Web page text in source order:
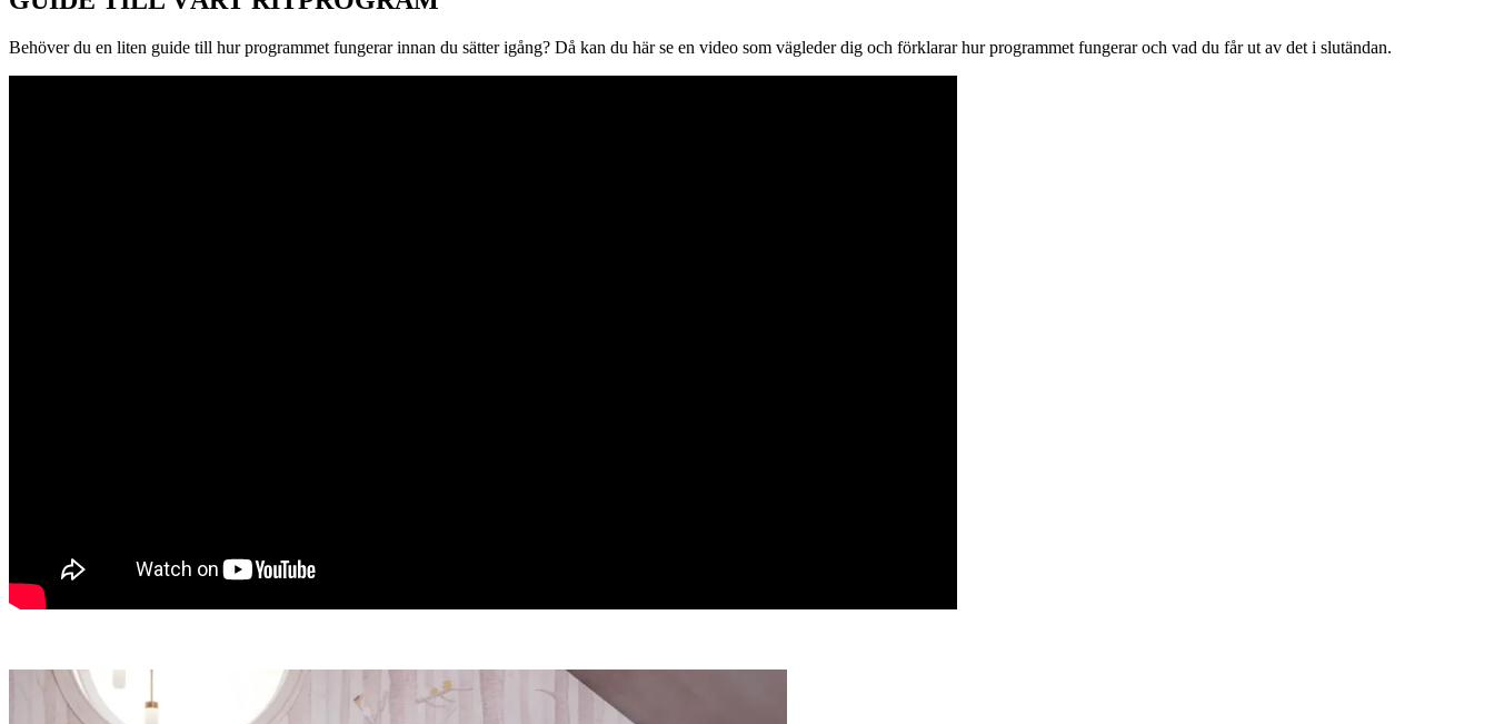
Behöver du en liten guide till hur programmet fungerar innan du sätter igång? Då kan du här se en video som vägleder dig och förklarar hur programmet fungerar och vad du får ut av det i slutändan.